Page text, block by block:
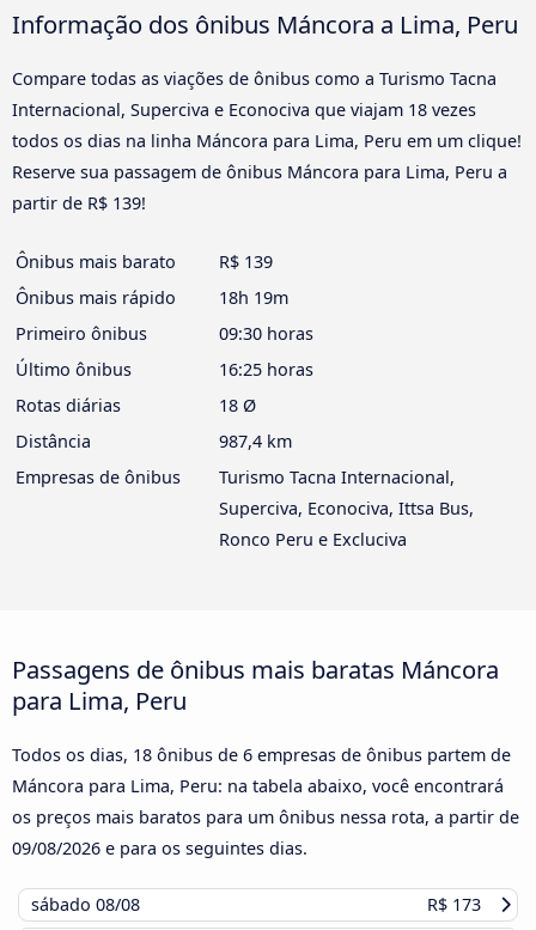
Informação dos ônibus Máncora a Lima, Peru
Compare todas as viações de ônibus como a Turismo Tacna
Internacional, Superciva e Econociva que viajam 18 vezes
todos os dias na linha Máncora para Lima, Peru em um clique!
Reserve sua passagem de ônibus Máncora para Lima, Peru a
partir de R$ 139!
Ônibus mais barato
R$ 139
Ônibus mais rápido
18h 19m
Primeiro ônibus
09:30 horas
Último ônibus
16:25 horas
Rotas diárias
18 Ø
Distância
987,4 km
Empresas de ônibus
Turismo Tacna Internacional,
Superciva, Econociva, Ittsa Bus,
Ronco Peru e Excluciva
Passagens de ônibus mais baratas Máncora
para Lima, Peru
Todos os dias, 18 ônibus de 6 empresas de ônibus partem de
Máncora para Lima, Peru: na tabela abaixo, você encontrará
os preços mais baratos para um ônibus nessa rota, a partir de
09/08/2026 e para os seguintes dias.
sábado 08/08
R$ 173